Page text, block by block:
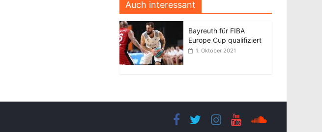
Auch interessant
Bayreuth für FIBA
Europe Cup qualifiziert
1. Oktober 2021